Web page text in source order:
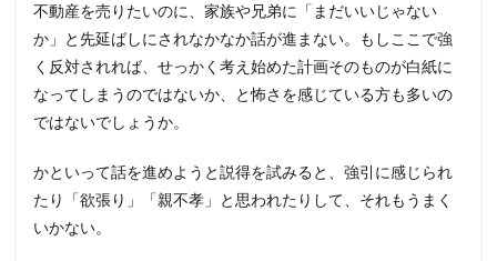
不動産を売りたいのに、家族や兄弟に「まだいいじゃない
か」と先延ばしにされなかなか話が進まない。もしここで強
く反対されれば、せっかく考え始めた計画そのものが白紙に
なってしまうのではないか、と怖さを感じている方も多いの
ではないでしょうか。
かといって話を進めようと説得を試みると、強引に感じられ
たり「欲張り」「親不孝」と思われたりして、それもうまく
いかない。